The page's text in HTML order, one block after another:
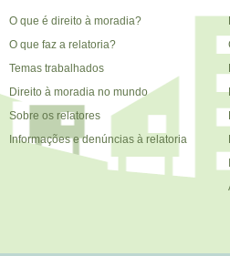
O que é direito à moradia?
O que faz a relatoria?
Temas trabalhados
Direito à moradia no mundo
Sobre os relatores
Informações e denúncias à relatoria